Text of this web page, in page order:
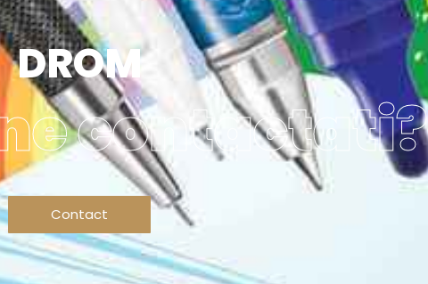
DROM
contactati?
Contact